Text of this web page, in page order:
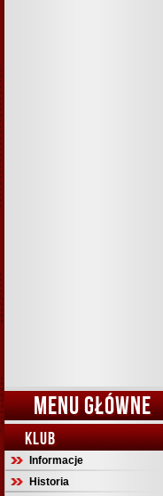
MENU GŁÓWNE
KLUB
Informacje
Historia